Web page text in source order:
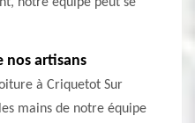
nos artisans
à Criquetot Sur
mains de notre équipe